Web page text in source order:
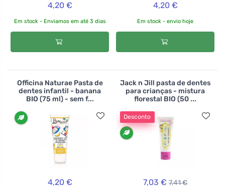
4,20 €
Em stock - Enviamos em até 3 dias
4,20 €
Em stock - envio hoje
Officina Naturae Pasta de
dentes infantil - banana
BIO (75 ml) - sem f...
4,20 €
Jack n Jill pasta de dentes
para crianças - mistura
florestal BIO (50 ...
Desconto
7,03 € 7,41 €